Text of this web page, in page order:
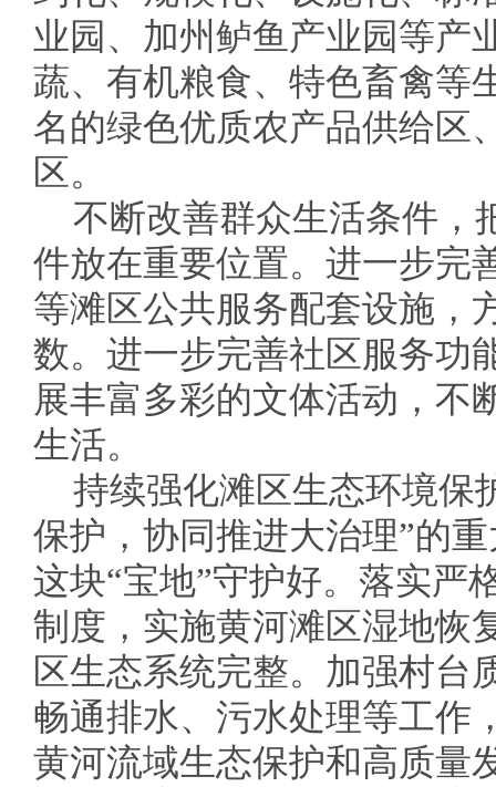
业园、加州鲈鱼产业园等产
蔬、有机粮食、特色畜禽等
名的绿色优质农产品供给区
区。
不断改善群众生活条件，
件放在重要位置。进一步完
等滩区公共服务配套设施，
数。进一步完善社区服务功
展丰富多彩的文体活动，不
生活。
持续强化滩区生态环境保
保护，协同推进大治理”的
这块“宝地”守护好。落实严
制度，实施黄河滩区湿地恢
区生态系统完整。加强村台
畅通排水、污水处理等工作
黄河流域生态保护和高质量